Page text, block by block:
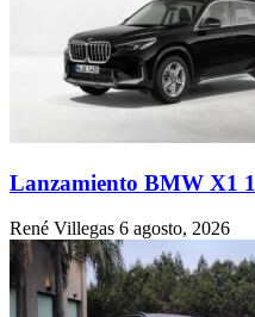
Lanzamiento BMW X1
René Villegas 6 agosto, 2026